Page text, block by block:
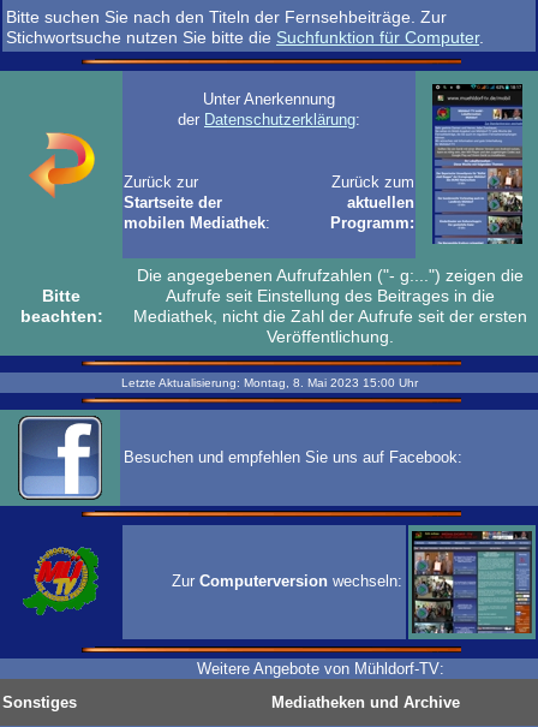
Bitte suchen Sie nach den Titeln der Fernsehbeiträge. Zur
Stichwortsuche nutzen Sie bitte die Suchfunktion für Computer.
Unter Anerkennung
der Datenschutzerklärung:
Zurück zur
Startseite der
mobilen Mediathek:
Zurück zum
aktuellen
Programm:
Bitte
beachten:
Die angegebenen Aufrufzahlen ("- g:...") zeigen die
Aufrufe seit Einstellung des Beitrages in die
Mediathek, nicht die Zahl der Aufrufe seit der ersten
Veröffentlichung.
Letzte Aktualisierung: Montag, 8. Mai 2023 15:00Uhr
Besuchen und empfehlen Sie uns auf Facebook:
Zur Computerversion wechseln:
Weitere Angebote von Mühldorf-TV:
Sonstiges
Mediatheken und Archive